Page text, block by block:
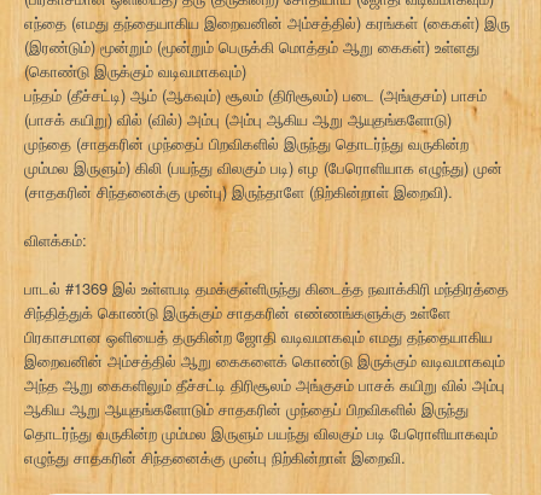
எந்தை (எமது தந்தையாகிய இறைவனின் அம்சத்தில்) கரங்கள் (கைகள்) இரு
(இரண்டும்) மூன்றும் (மூன்றும் பெருக்கி மொத்தம் ஆறு கைகள்) உள்ளது
(கொண்டு இருக்கும் வடிவமாகவும்)
பந்தம் (தீச்சட்டி) ஆம் (ஆகவும்) சூலம் (திரிசூலம்) படை (அங்குசம்) பாசம்
(பாசக் கயிறு) வில் (வில்) அம்பு (அம்பு ஆகிய ஆறு ஆயுதங்களோடு)
முந்தை (சாதகரின் முந்தைப் பிறவிகளில் இருந்து தொடர்ந்து வருகின்ற
மும்மல இருளும்) கிலி (பயந்து விலகும் படி) எழ (பேரொளியாக எழுந்து) முன்
(சாதகரின் சிந்தனைக்கு முன்பு) இருந்தாளே (நிற்கின்றாள் இறைவி).
விளக்கம்:
பாடல் #1369 இல் உள்ளபடி தமக்குள்ளிருந்து கிடைத்த நவாக்கிரி மந்திரத்தை
சிந்தித்துக் கொண்டு இருக்கும் சாதகரின் எண்ணங்களுக்கு உள்ளே
பிரகாசமான ஒளியைத் தருகின்ற ஜோதி வடிவமாகவும் எமது தந்தையாகிய
இறைவனின் அம்சத்தில் ஆறு கைகளைக் கொண்டு இருக்கும் வடிவமாகவும்
அந்த ஆறு கைகளிலும் தீச்சட்டி திரிசூலம் அங்குசம் பாசக் கயிறு வில் அம்பு
ஆகிய ஆறு ஆயுதங்களோடும் சாதகரின் முந்தைப் பிறவிகளில் இருந்து
தொடர்ந்து வருகின்ற மும்மல இருளும் பயந்து விலகும் படி பேரொளியாகவும்
எழுந்து சாதகரின் சிந்தனைக்கு முன்பு நிற்கின்றாள் இறைவி.